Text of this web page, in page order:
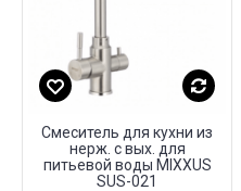
Смеситель для кухни из
нерж. с вых. для
питьевой воды MIXXUS
SUS-021